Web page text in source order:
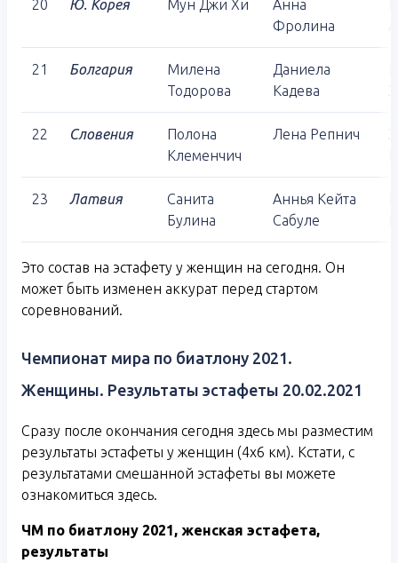
20 Ю. Корея Мун Джи Хи
Анна
Фролина
21 Болгария
Милена
Тодорова
Даниела
Кадева
22 Словения
Полона
Клеменчич
Лена Репнич
23 Латвия
Санита
Булина
Аннья Кейта
Сабуле
Это состав на эстафету у женщин на сегодня. Он
может быть изменен аккурат перед стартом
соревнований.
Чемпионат мира по биатлону 2021.
Женщины. Результаты эстафеты 20.02.2021
Сразу после окончания сегодня здесь мы разместим
результаты эстафеты у женщин (4х6 км). Кстати, с
результатами смешанной эстафеты вы можете
ознакомиться здесь.
ЧМ по биатлону 2021, женская эстафета,
результаты